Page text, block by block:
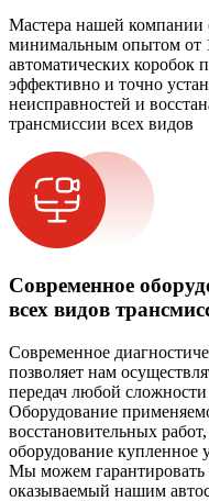
Мастера нашей компании
минимальным опытом от
автоматических коробок
эффективно и точно
неисправностей и
трансмиссии всех видов
Современное
всех видов
Современное
позволяет нам
передач любой
Оборудование
восстановительных
оборудование купленное
Мы можем гарантировать
оказываемый нашим